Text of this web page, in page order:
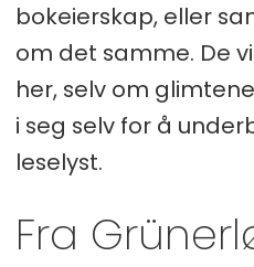
bokeierskap, eller
om det samme. De
her, selv om
i seg selv for å
leselyst.
Fra